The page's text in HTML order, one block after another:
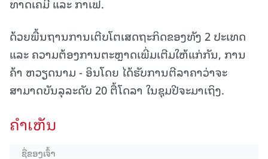
ດ້ວຍພື້ນຖານການເຕີບໂຕເສດຖະກິດຂອງທັງ 2 ປະເທດ
ແລະ ຄວາມຕ້ອງການຕະຫຼາດເພີ່ມເຕີມໃຫ້ແກ່ກັນ, ການ
ຄ້າ ຫວຽດນາມ - ອິນໂດຍ ໄດ້ຮັບການຕີລາຄາວ່າຈະ
ສາມາດບັນລຸລະດັບ 20 ຕື້ໂດລາ ໃນຊຸມປີຈະມາເຖິງ.
ຄໍາເຫັນ